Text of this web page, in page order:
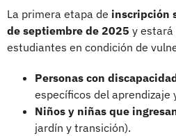
La primera etapa de inscripción
de septiembre de 2025 y estará
estudiantes en condición de
Personas con
específicos del
Niños y niñas que
jardín y transición).